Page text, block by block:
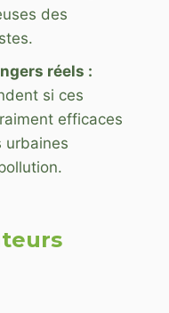
des
réels :
si ces
efficaces
urbaines